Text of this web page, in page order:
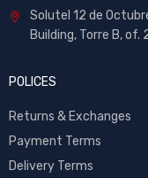
Solutel 12 de
Building, Torre B, of.
POLICES
Returns & Exchanges
Payment Terms
Delivery Terms